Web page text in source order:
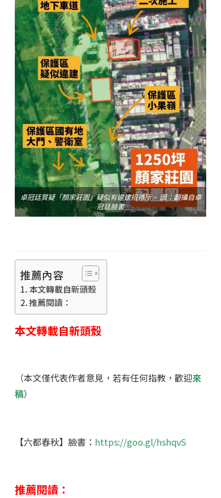
卓冠廷質疑「顏家莊園」疑似有違建招待所。 圖：翻攝自卓
冠廷臉書
推薦內容
本文轉載自新頭殼
推薦閱讀：
本文轉載自新頭殼
（本文僅代表作者意見，若有任何指教，歡迎來
稿）
【六都春秋】臉書： https://goo.gl/hshqvS
推薦閱讀：